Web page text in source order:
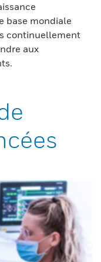
base mondiale
continuellement
aux